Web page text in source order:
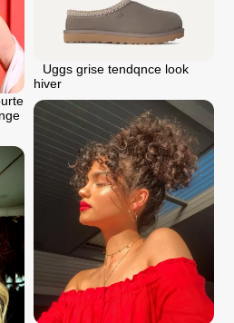
Uggs grise tendqnce look
hiver